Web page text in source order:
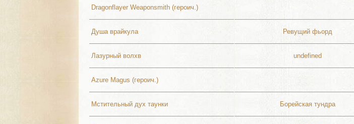
Dragonflayer Weaponsmith (героич.)
Душа врайкула Ревущий фьорд
Лазурный волхв undefined
Azure Magus (героич.)
Мстительный дух таунки Борейская тундра